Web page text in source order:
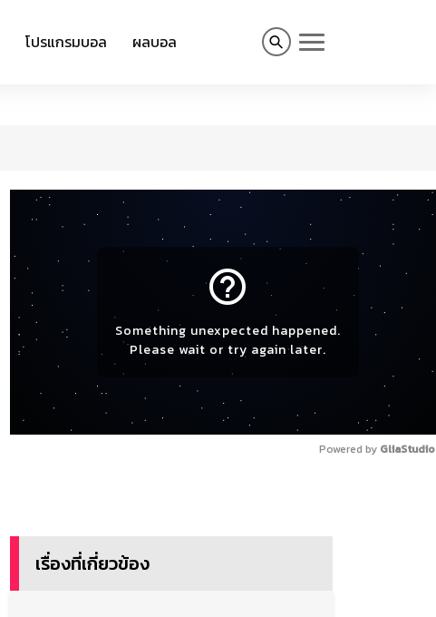
โปรแกรมบอล ผลบอล
help_outline
Something unexpected happened.
Please wait or try again later.
Powered by
เรื่องที่เกี่ยวข้อง